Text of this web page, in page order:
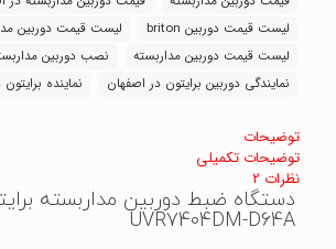
لیست قیمت دوربین briton
لیست قیمت دوربین
لیست قیمت دوربین مداربسته
نصب دوربین
نمایندگی دوربین برایتون در اصفهان
نماینده
توضیحات
توضیحات تکمیلی
نظرات 2
UVR7404DM-D64A